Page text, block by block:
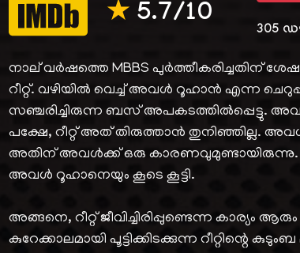
★ 5.7/10
305
നാല് വർഷത്തെ MBBS പുർത്തീകരിച്ചതിന്
റീറ്റ്. വഴിയിൽ വെച്ച് അവൾ റൂഹാൻ എന്ന
സഞ്ചരിച്ചിരുന്ന ബസ് അപകടത്തിൽപ്പെട്ടു.
പക്ഷേ, റീറ്റ് അത് തിരുത്താൻ തുനിഞ്ഞില്ല. അവൾ
അതിന് അവൾക്ക് ഒരു കാരണവുമുണ്ടായിരുന്നു.
അവൾ റൂഹാനെയും കൂടെ കൂട്ടി.
അങ്ങനെ, റീറ്റ് ജീവിച്ചിരിപ്പുണ്ടെന്ന കാര്യം
കുറേക്കാലമായി പൂട്ടിക്കിടക്കുന്ന റീറ്റിന്റെ